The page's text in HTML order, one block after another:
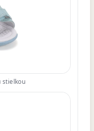
stielkou